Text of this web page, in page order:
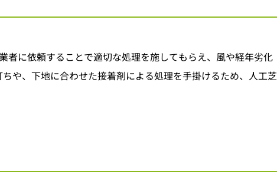
者に依頼することで適切な処理を施してもらえ、風や経年劣化
や、下地に合わせた接着剤による処理を手掛けるため、人工芝